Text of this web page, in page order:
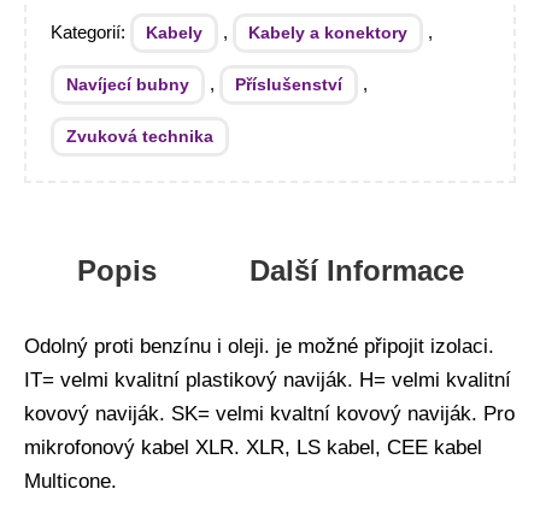
Kategorií: Kabely , Kabely a konektory ,
Navíjecí bubny , Příslušenství ,
Zvuková technika
Popis Další Informace
Odolný proti benzínu i oleji. je možné připojit izolaci.
IT= velmi kvalitní plastikový naviják. H= velmi kvalitní
kovový naviják. SK= velmi kvaltní kovový naviják. Pro
mikrofonový kabel XLR. XLR, LS kabel, CEE kabel
Multicone.